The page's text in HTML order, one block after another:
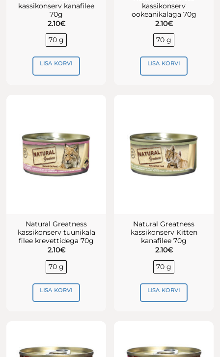
kassikonserv kanafilee
70g
2.10€
70 g
LISA KORVI
kassikonserv
ookeanikalaga 70g
2.10€
70 g
LISA KORVI
Natural Greatness
kassikonserv tuunikala
filee krevettidega 70g
2.10€
70 g
LISA KORVI
Natural Greatness
kassikonserv Kitten
kanafilee 70g
2.10€
70 g
LISA KORVI